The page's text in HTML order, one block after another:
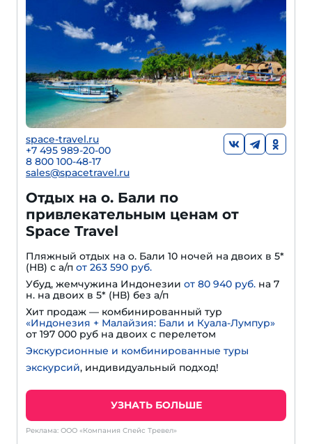
space-travel.ru
+7 495 989-20-00
8 800 100-48-17
sales@spacetravel.ru
Отдых на о. Бали по
привлекательным ценам от
Space Travel
Пляжный отдых на о. Бали 10 ночей на двоих в 5*
(HВ) с а/п от 263 590 руб.
Убуд, жемчужина Индонезии от 80 940 руб. на 7
н. на двоих в 5* (HВ) без а/п
Хит продаж — комбинированный тур
«Индонезия + Малайзия: Бали и Куала-Лумпур»
от 197 000 руб на двоих с перелетом
Экскурсионные и комбинированные туры
экскурсий, индивидуальный подход!
УЗНАТЬ БОЛЬШЕ
Реклама: ООО «Компания Спейс Тревел»